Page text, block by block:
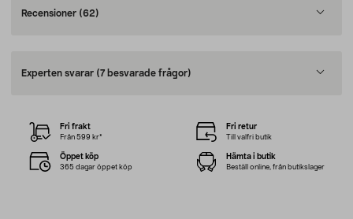
Recensioner (62)
Experten svarar (7 besvarade frågor)
Fri frakt
Från 599 kr*
Fri retur
Till valfri butik
Öppet köp
365 dagar öppet köp
Hämta i butik
Beställ online, från butikslager